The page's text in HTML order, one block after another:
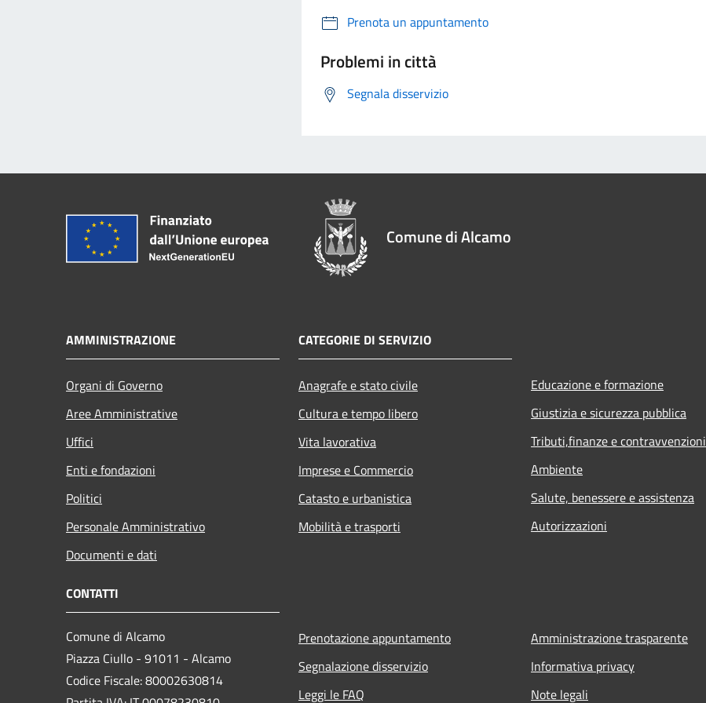
Prenota un appuntamento
Problemi in città
Segnala disservizio
Comune di Alcamo
AMMINISTRAZIONE
Organi di Governo
Aree Amministrative
Uffici
Enti e fondazioni
Politici
Personale Amministrativo
Documenti e dati
CATEGORIE DI SERVIZIO
Anagrafe e stato civile
Cultura e tempo libero
Vita lavorativa
Imprese e Commercio
Catasto e urbanistica
Mobilità e trasporti
Educazione e formazione
Giustizia e sicurezza pubblica
Tributi,finanze e contravvenzioni
Ambiente
Salute, benessere e assistenza
Autorizzazioni
CONTATTI
Comune di Alcamo
Piazza Ciullo - 91011 - Alcamo
Codice Fiscale: 80002630814
Prenotazione appuntamento
Segnalazione disservizio
Leggi le FAQ
Amministrazione trasparente
Informativa privacy
Note legali